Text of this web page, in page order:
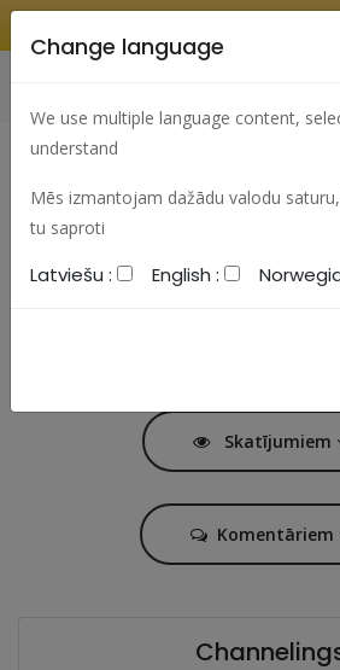
Change language
We use multiple language content,
understand
Mēs izmantojam dažādu valodu
tu saproti
Latviešu : English :
Article
Skatījumiem
Komentāriem